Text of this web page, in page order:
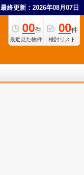
最終更新：2026年08月07日
00件
最近見た物件
00件
検討リスト